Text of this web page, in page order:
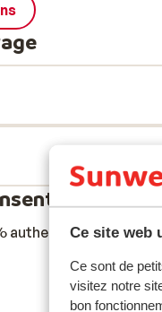
Ce site web
Ce sont de
visitez notre
bon
authentiques qui